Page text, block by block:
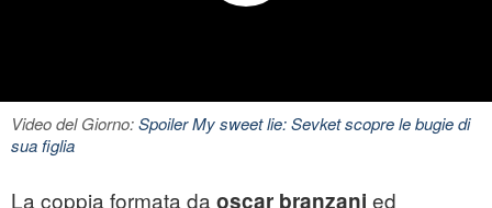
Video del Giorno:Spoiler My sweet lie: Sevket scopre le bugie di
sua figlia
La coppia formata da oscar branzani ed